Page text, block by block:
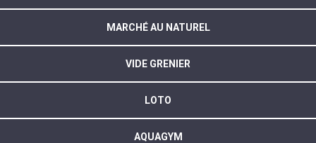
MARCHÉ AU NATUREL
VIDE GRENIER
LOTO
AQUAGYM